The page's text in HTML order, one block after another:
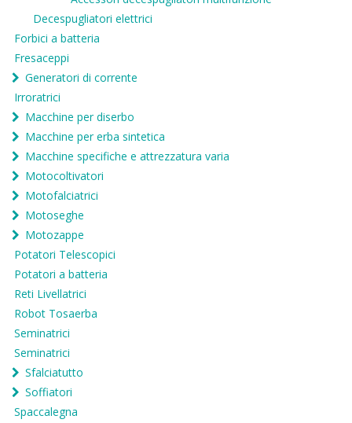
Decespugliatori elettrici
Forbici a batteria
Fresaceppi
Generatori di corrente
Irroratrici
Macchine per diserbo
Macchine per erba sintetica
Macchine specifiche e attrezzatura varia
Motocoltivatori
Motofalciatrici
Motoseghe
Motozappe
Potatori Telescopici
Potatori a batteria
Reti Livellatrici
Robot Tosaerba
Seminatrici
Seminatrici
Sfalciatutto
Soffiatori
Spaccalegna